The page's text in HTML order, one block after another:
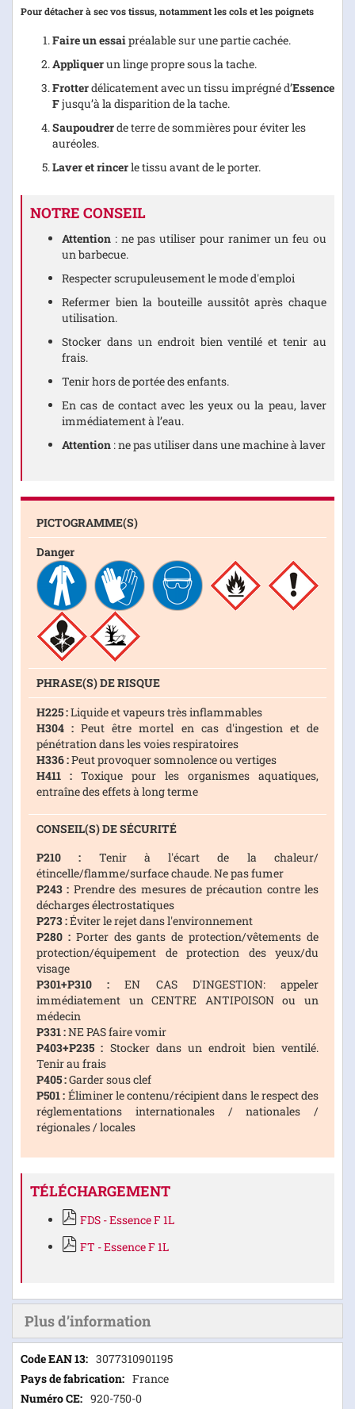
Pour détacher à sec vos tissus, notamment les cols et les poignets
Faire un essaipréalable sur une partie cachée.
Appliquerun linge propre sous la tache.
Frotterdélicatement avec un tissu imprégné d’Essence
Fjusqu’à la disparition de la tache.
Saupoudrerde terre de sommières pour éviter les
auréoles.
Laver et rincerle tissu avant de le porter.
NOTRE CONSEIL
Attention : ne pas utiliser pour ranimer un feu ou
un barbecue.
Respecter scrupuleusement le mode d'emploi
Refermer bien la bouteille aussitôt après chaque
utilisation.
Stocker dans un endroit bien ventilé et tenir au
frais.
Tenir hors de portée des enfants.
En cas de contact avec les yeux ou la peau, laver
immédiatement à l’eau.
Attention : ne pas utiliser dans une machine à laver
PICTOGRAMME(S)
Danger
PHRASE(S) DE RISQUE
H225 :Liquide et vapeurs très inflammables
H304 : Peut être mortel en cas d'ingestion et de
pénétration dans les voies respiratoires
H336 :Peut provoquer somnolence ou vertiges
H411 : Toxique pour les organismes aquatiques,
entraîne des effets à long terme
CONSEIL(S) DE SÉCURITÉ
P210 : Tenir à l'écart de la chaleur/
étincelle/flamme/surface chaude. Ne pas fumer
P243 : Prendre des mesures de précaution contre les
décharges électrostatiques
P273 :Éviter le rejet dans l'environnement
P280 :Porter des gants de protection/vêtements de
protection/équipement de protection des yeux/du
visage
P301+P310 : EN CAS D'INGESTION: appeler
immédiatement un CENTRE ANTIPOISON ou un
médecin
P331 :NE PAS faire vomir
P403+P235 : Stocker dans un endroit bien ventilé.
Tenir au frais
P405 :Garder sous clef
P501 : Éliminer le contenu/récipient dans le respect des
réglementations internationales / nationales /
régionales / locales
TÉLÉCHARGEMENT
FDS - Essence F 1L
FT - Essence F 1L
Plus d’information
Plus
d’information
3077310901195
France
920-750-0